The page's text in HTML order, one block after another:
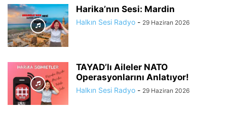
Harika’nın Sesi: Mardin
Halkın Sesi Radyo - 29 Haziran 2026
TAYAD’lı Aileler NATO
Operasyonlarını Anlatıyor!
Halkın Sesi Radyo - 29 Haziran 2026